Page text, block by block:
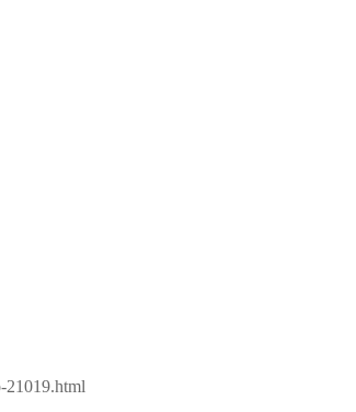
21019.html